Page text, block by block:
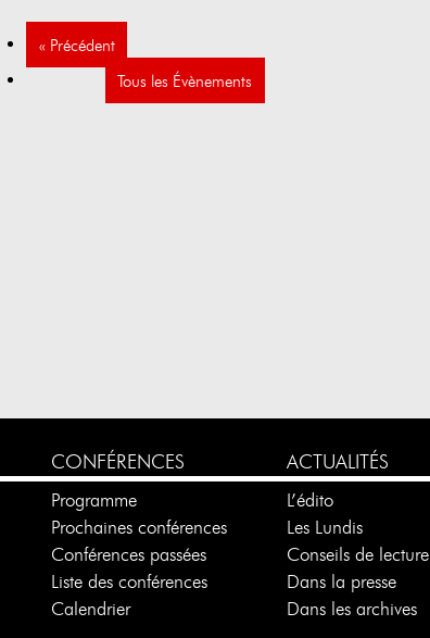
«Précédent
Tous les Évènements
CONFÉRENCES
Programme
Prochaines conférences
Conférences passées
Liste des conférences
Calendrier
ACTUALITÉS
L’édito
Les Lundis
Conseils de lecture
Dans la presse
Dans les archives